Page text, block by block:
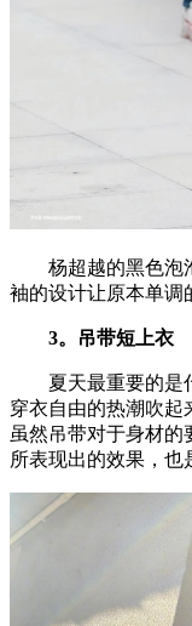
杨超越的黑色泡泡
袖的设计让原本单调
3。吊带短上衣
夏天最重要的是什
穿衣自由的热潮吹起
虽然吊带对于身材的
所表现出的效果，也